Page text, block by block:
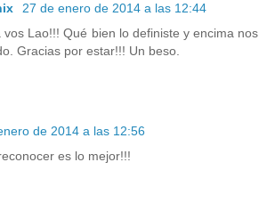
27 de enero de 2014 a las 12:44
vos Lao!!! Qué bien lo definiste y encima nos
Gracias por estar!!! Un beso.
de 2014 a las 12:56
es lo mejor!!!